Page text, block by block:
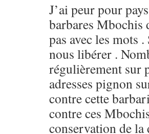
J’ai peur pour
barbares Mbochis
pas avec les mots
nous libérer .
régulièrement sur
adresses pignon
contre cette
contre ces
conservation de la